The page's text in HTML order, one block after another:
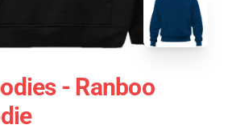
- Ranboo